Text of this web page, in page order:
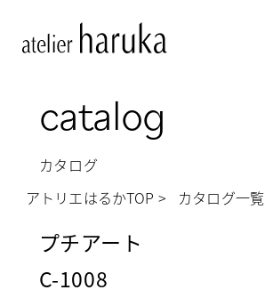
catalog
カタログ
アトリエはるかTOP
カタログ一覧
プチアート
C-1008